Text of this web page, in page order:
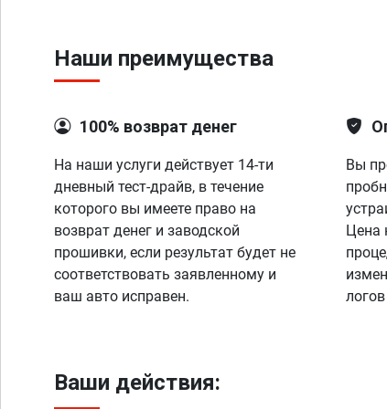
Наши преимущества
100% возврат денег
На наши услуги действует 14-ти
дневный тест-драйв, в течение
которого вы имеете право на
возврат денег и заводской
прошивки, если результат будет не
соответствовать заявленному и
ваш авто исправен.
Вы
Цена
Ваши действия: